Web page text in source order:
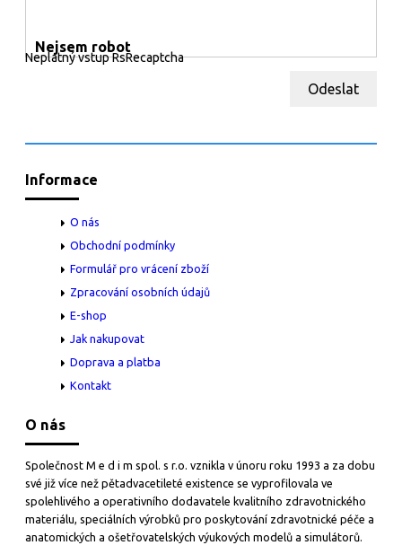
Nejsem robot
Neplatný vstup RsRecaptcha
Odeslat
Informace
O nás
Obchodní podmínky
Formulář pro vrácení zboží
Zpracování osobních údajů
E-shop
Jak nakupovat
Doprava a platba
Kontakt
O nás
Společnost M e d i m spol. s r.o. vznikla v únoru roku 1993 a za dobu
své již více než pětadvacetileté existence se vyprofilovala ve
spolehlivého a operativního dodavatele kvalitního zdravotnického
materiálu, speciálních výrobků pro poskytování zdravotnické péče a
anatomických a ošetřovatelských výukových modelů a simulátorů.